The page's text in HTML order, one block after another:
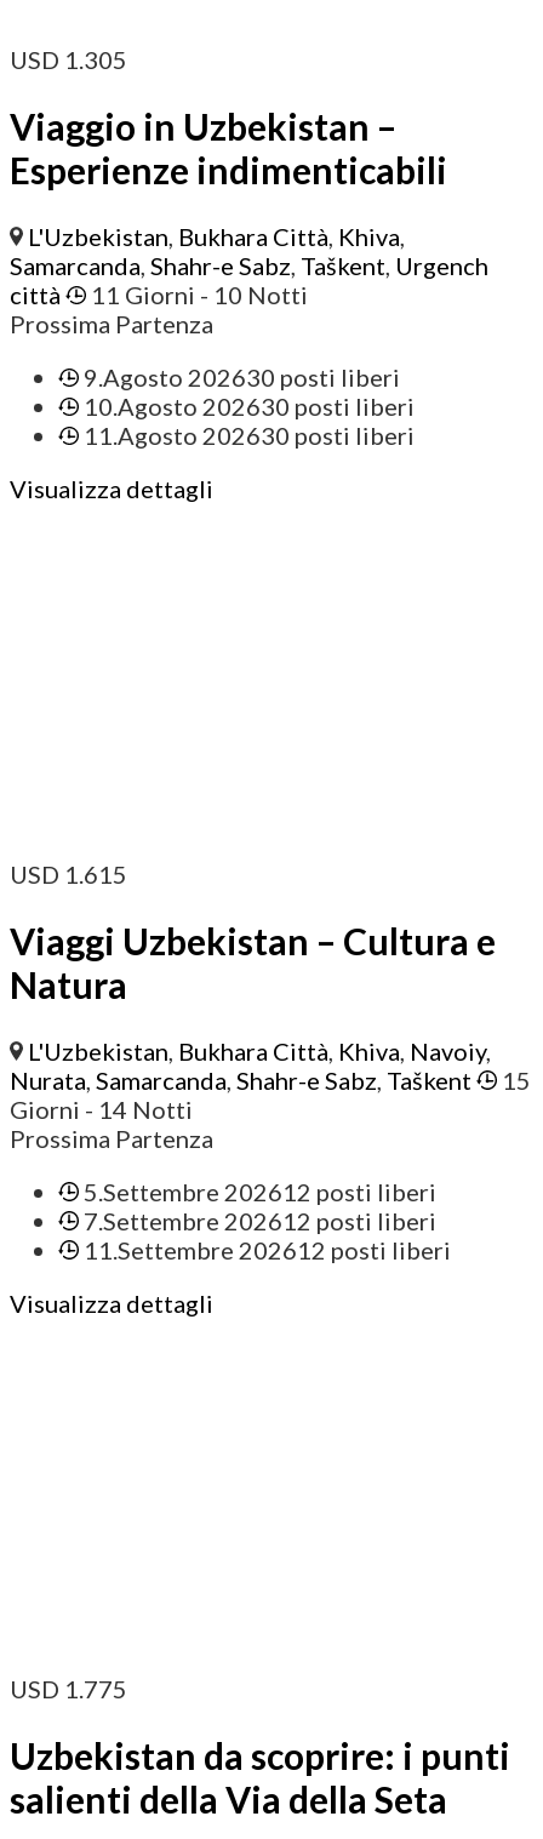
USD 1.305
Viaggio in Uzbekistan –
Esperienze indimenticabili
L'Uzbekistan, Bukhara Città, Khiva,
Samarcanda, Shahr-e Sabz, Taškent, Urgench
città
11 Giorni - 10 Notti
Prossima Partenza
9.Agosto 202630 posti liberi
10.Agosto 202630 posti liberi
11.Agosto 202630 posti liberi
Visualizza dettagli
USD 1.615
Viaggi Uzbekistan – Cultura e
Natura
L'Uzbekistan, Bukhara Città, Khiva, Navoiy,
Nurata, Samarcanda, Shahr-e Sabz, Taškent
15
Giorni - 14 Notti
Prossima Partenza
5.Settembre 202612 posti liberi
7.Settembre 202612 posti liberi
11.Settembre 202612 posti liberi
Visualizza dettagli
USD 1.775
Uzbekistan da scoprire: i punti
salienti della Via della Seta